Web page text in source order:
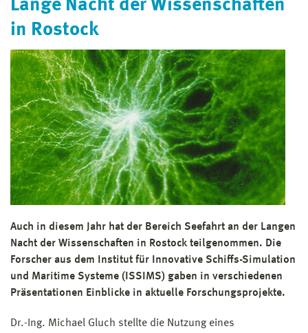
Lange Nacht der Wissenschaften
in Rostock
Auch in diesem Jahr hat der Bereich Seefahrt an der Langen
Nacht der Wissenschaften in Rostock teilgenommen. Die
Forscher aus dem Institut für Innovative Schiffs-Simulation
und Maritime Systeme (ISSIMS) gaben in verschiedenen
Präsentationen Einblicke in aktuelle Forschungsprojekte.
Dr.-Ing. Michael Gluch stellte die Nutzung eines